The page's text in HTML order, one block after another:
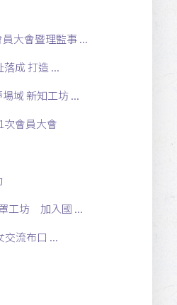
大會暨理監事 ...
成 打造 ...
域 新知工坊 ...
次會員大會
工坊 加入國 ...
交流布口 ...